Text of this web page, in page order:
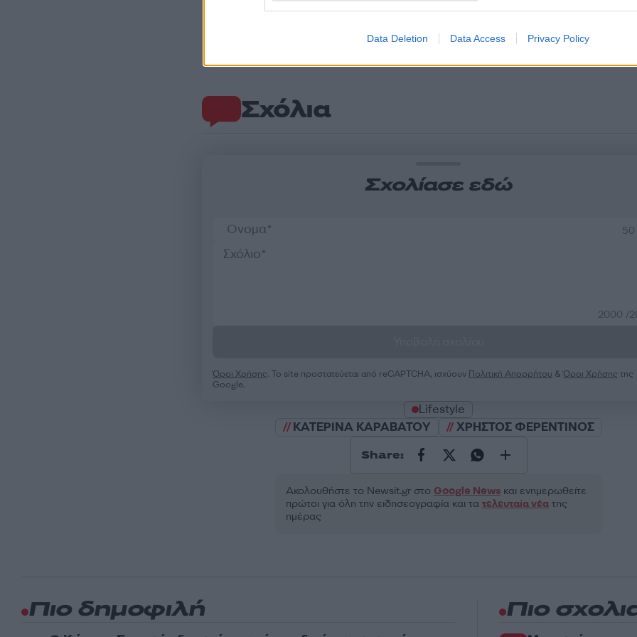
Data Deletion Data Access Privacy Policy
Σχόλια
Σχολίασε εδώ
2000 /
Όροι Χρήσης. Το site προστατεύεται από reCAPTCHA, ισχύουν Πολιτική Απορρήτου &Όροι Χρήσης της
Google.
Lifestyle
ΚΑΤΕΡΙΝΑ ΚΑΡΑΒΑΤΟΥ
ΧΡΗΣΤΟΣ ΦΕΡΕΝΤΙΝΟΣ
Share:
Ακολουθήστε το Νewsit.gr στο Google Newsκαι ενημερωθείτε
πρώτοι για όλη την ειδησεογραφία και τα τελευταία νέατης
ημέρας
Πιο δημοφιλή Πιο